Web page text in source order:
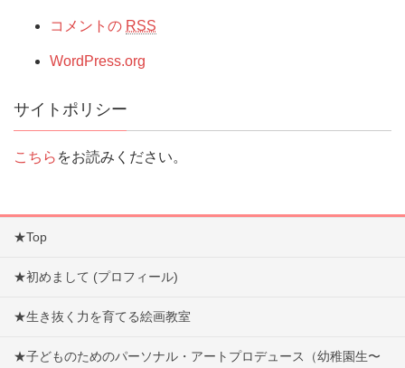
コメントの RSS
WordPress.org
サイトポリシー
こちら をお読みください。
★Top
★初めまして (プロフィール)
★生き抜く力を育てる絵画教室
★子どものためのパーソナル・アートプロデュース（幼稚園生〜